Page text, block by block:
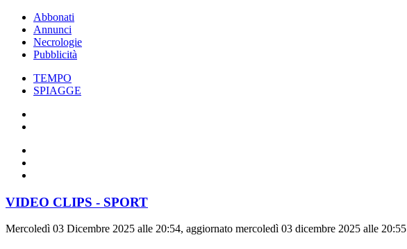
Abbonati
Annunci
Necrologie
Pubblicità
TEMPO
SPIAGGE
VIDEO CLIPS - SPORT
Mercoledì 03 Dicembre 2025 alle 20:54, aggiornato mercoledì 03 dicembre 2025 alle 20:55